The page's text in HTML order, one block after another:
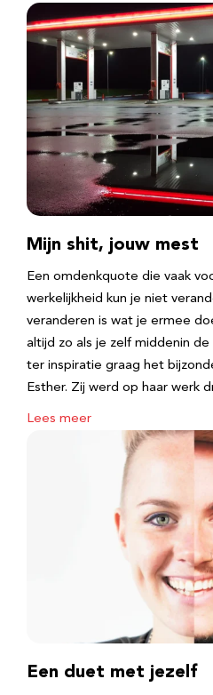
Mijn shit, jouw mest
Een omdenkquote die vaak
werkelijkheid kun je niet
veranderen is wat je ermee
altijd zo als je zelf middenin
ter inspiratie graag het
Esther. Zij werd op haar werk
Lees meer
Een duet met jezelf